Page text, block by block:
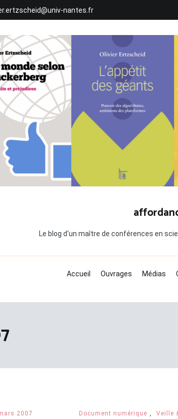
nantes.fr
Le blog d'un maître de conférences en
Accueil Ouvrages Médias
2007 Document numérique , Veille